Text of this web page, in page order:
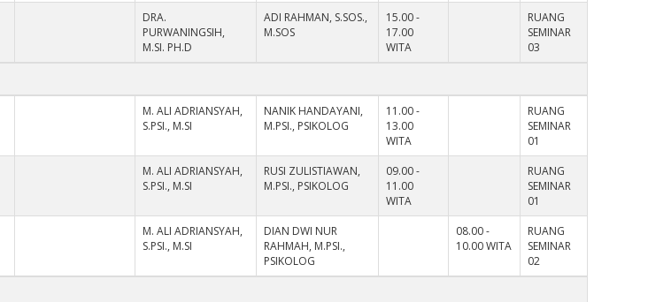
DRA.
PURWANINGSIH,
M.SI. PH.D
ADI RAHMAN, S.SOS.,
M.SOS
15.00 -
17.00
WITA
RUANG
SEMINAR
03
M. ALI ADRIANSYAH,
S.PSI., M.SI
NANIK HANDAYANI,
M.PSI., PSIKOLOG
11.00 -
13.00
WITA
RUANG
SEMINAR
01
M. ALI ADRIANSYAH,
S.PSI., M.SI
RUSI ZULISTIAWAN,
M.PSI., PSIKOLOG
09.00 -
11.00
WITA
RUANG
SEMINAR
01
M. ALI ADRIANSYAH,
S.PSI., M.SI
DIAN DWI NUR
RAHMAH, M.PSI.,
PSIKOLOG
08.00 -
10.00 WITA
RUANG
SEMINAR
02